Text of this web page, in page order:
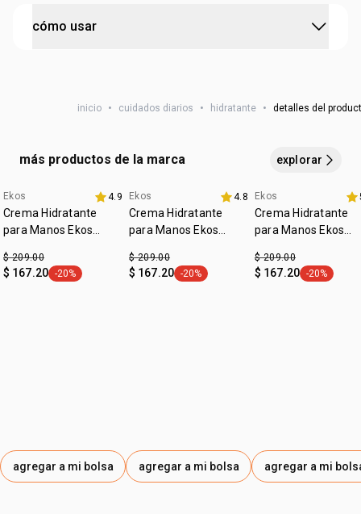
• potenteantirresequedad aceite bruto de castaña,
resequedad
cómo usar
movimientos suaves.
inicio • cuidados diarios • hidratante • detalles del
más productos de la marca explorar
Favoritos
Ekos 4.9
Crema Hidratante
para Manos Ekos
$ 209.00
$ 167.20 etiqueta -20%
-20%
agregar a mi bolsa
Imperdibles
Ekos 4.8
Crema Hidratante
para Manos Ekos
$ 209.00
$ 167.20 etiqueta -20%
-20%
agregar a mi bolsa
Ekos
Crema Hidratante
para Manos Ekos
$ 209.00
$ 167.20 etiqueta -
-20%
agregar a mi